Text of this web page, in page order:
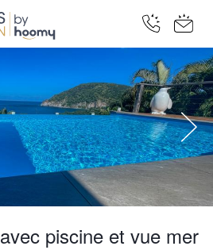
piscine et vue mer